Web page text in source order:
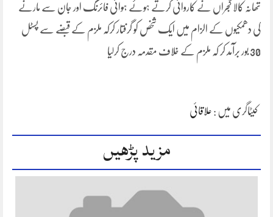
تھانہ کالا گجراں نے کاروائی کرتے ہوئے ہوائی فائرنگ اور جان سے مارنے
کی دھمکیوں کے الزام میں ایک شخص کو گرفتار کرکہ ملزم کے قبضے سے پسٹل
30 بور برآمد کر کہ ملزم کے خلاف مقدمہ درج کرلیا
کیٹاگری میں : علاقائی
مزید پڑھیں